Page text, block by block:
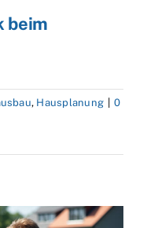
beim
, Hausplanung
0